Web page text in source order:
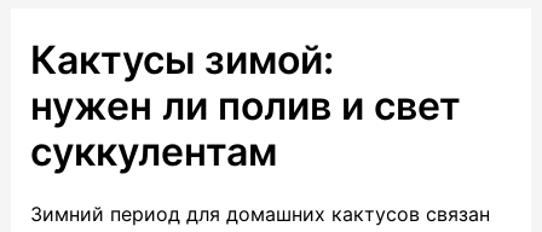
Кактусы зимой:
нужен ли полив и свет
суккулентам
Зимний период для домашних кактусов связан